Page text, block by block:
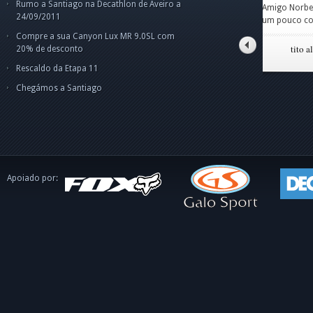
Rumo a Santiago na Decathlon de Aveiro a
24/09/2011
Compre a sua Canyon Lux MR 9.0SL com
20% de desconto
Rescaldo da Etapa 11
Chegámos a Santiago
Amigo Norberto,fiquei
tito alves pinto
o
Olá
o
Apoiado por: